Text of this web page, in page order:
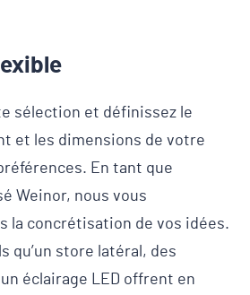
sélection et définissez le
et les dimensions de votre
En tant que
Weinor, nous vous
la concrétisation de vos idées.
qu’un store latéral, des
éclairage LED offrent en